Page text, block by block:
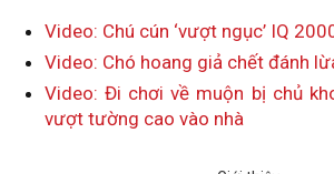
Video: Chú cún ‘vượt ngục’ IQ
Video: Chó hoang giả chết đánh
Video: Đi chơi về muộn bị chủ
vượt tường cao vào nhà